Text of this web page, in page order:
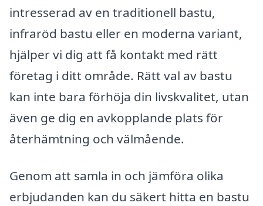
intresserad av en traditionell bastu,
infraröd bastu eller en moderna variant,
hjälper vi dig att få kontakt med rätt
företag i ditt område. Rätt val av bastu
kan inte bara förhöja din livskvalitet, utan
även ge dig en avkopplande plats för
återhämtning och välmående.
Genom att samla in och jämföra olika
erbjudanden kan du säkert hitta en bastu